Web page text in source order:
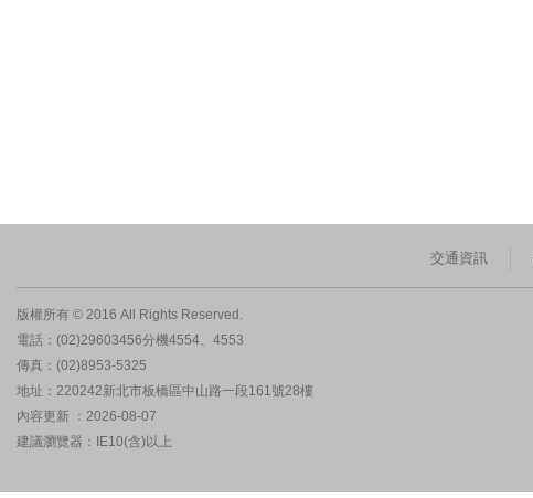
交通資訊
版權所有 © 2016 All Rights Reserved.
電話：(02)29603456分機4554、4553
傳真：(02)8953-5325
地址：220242新北市板橋區中山路一段161號28樓
內容更新 ：2026-08-07
建議瀏覽器：IE10(含)以上